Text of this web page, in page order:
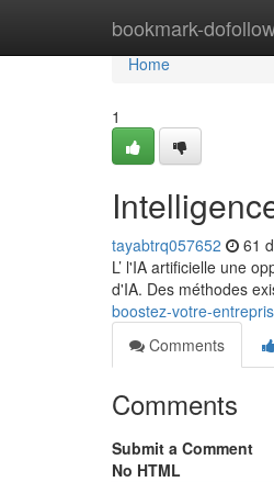
bookmark-
Home
Home
1
tayabtrq057652 61
L’ l'IA artificielle une
d'IA. Des méthodes
boostez-votre-
Comments
Comments
Submit a Comment
No HTML